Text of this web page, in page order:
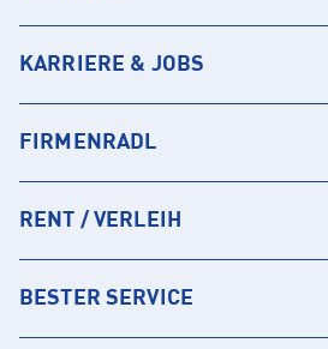
KARRIERE & JOBS
FIRMENRADL
RENT / VERLEIH
BESTER SERVICE